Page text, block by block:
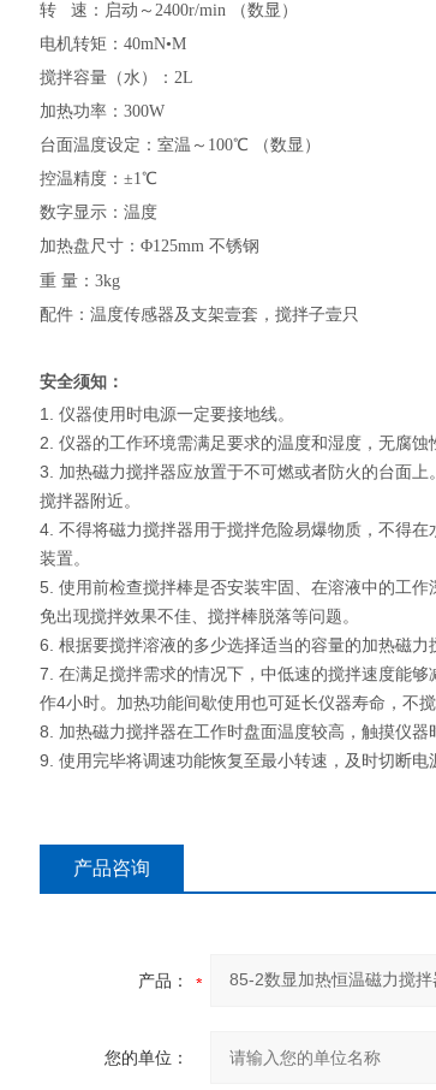
转
速：启动～ 2400r/min （数显）
电机转矩： 40mN•M
搅拌容量（水）： 2L
加热功率： 300W
台面温度设定：室温～ 100℃ （数显）
控温精度： ±1℃
数字显示：温度
加热盘尺寸： Φ125mm 不锈钢
重 量： 3kg
配件：温度传感器及支架壹套，搅拌子壹只
安全须知：
1. 仪器使用时电源一定要接地线。
2. 仪器的工作环境需满足要求的温度和湿度，无腐
3. 加热磁力搅拌器应放置于不可燃或者防火的台面
搅拌器附近。
4. 不得将磁力搅拌器用于搅拌危险易爆物质，不得
装置。
5. 使用前检查搅拌棒是否安装牢固、在溶液中的工
免出现搅拌效果不佳、搅拌棒脱落等问题。
6. 根据要搅拌溶液的多少选择适当的容量的加热磁
7. 在满足搅拌需求的情况下，中低速的搅拌速度能
作4小时。加热功能间歇使用也可延长仪器寿命，不
8. 加热磁力搅拌器在工作时盘面温度较高，触摸仪
9. 使用完毕将调速功能恢复至最小转速，及时切断电
产品咨询
产品：
您的单位：